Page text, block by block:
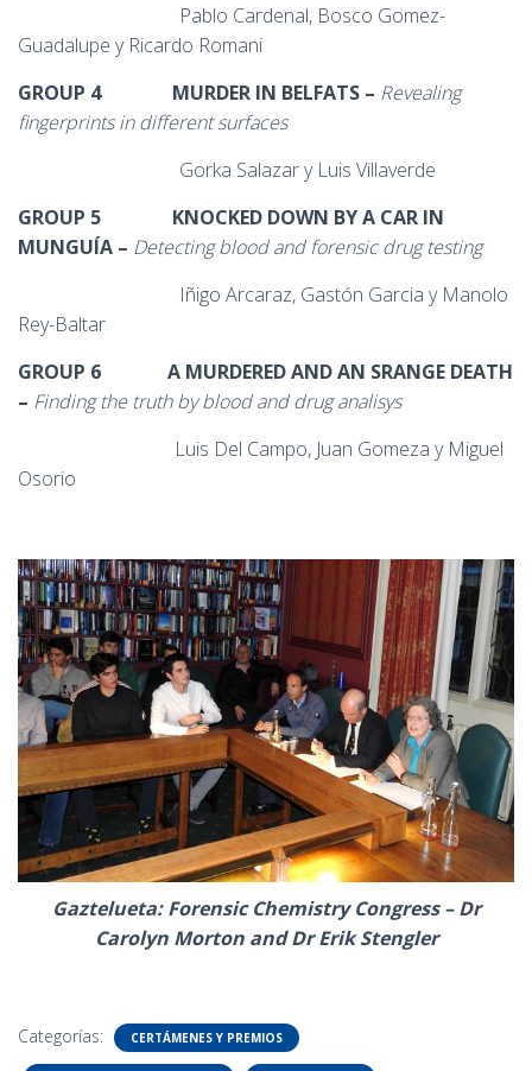
Pablo Cardenal, Bosco Gomez-
Guadalupe y Ricardo Romani
GROUP 4
MURDER IN BELFATS – Revealing
fingerprints in different surfaces
Gorka Salazar y Luis Villaverde
GROUP 5
KNOCKED DOWN BY A CAR IN
MUNGUÍA – Detecting blood and forensic drug testing
Iñigo Arcaraz, Gastón Garcia y Manolo
Rey-Baltar
GROUP 6
A MURDERED AND AN SRANGE DEATH
– Finding the truth by blood and drug analisys
Luis Del Campo, Juan Gomeza y Miguel
Osorio
Gaztelueta: Forensic Chemistry Congress – Dr
Carolyn Morton and Dr Erik Stengler
Categorías: CERTÁMENES Y PREMIOS